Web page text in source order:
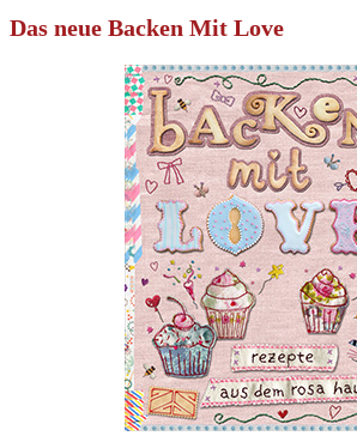
Das neue Backen Mit Love